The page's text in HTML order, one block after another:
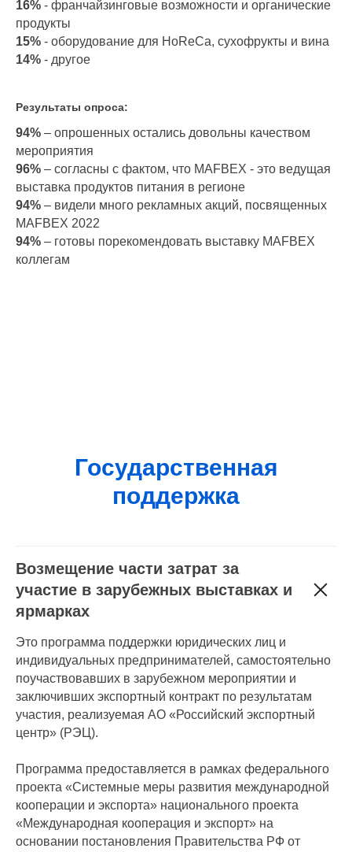
16% - франчайзинговые возможности и органические
продукты
15% - оборудование для HoReCa, сухофрукты и вина
14% - другое
Результаты опроса:
94% – опрошенных остались довольны качеством
мероприятия
96% – согласны с фактом, что MAFBEX - это ведущая
выставка продуктов питания в регионе
94% – видели много рекламных акций, посвященных
MAFBEX 2022
94% – готовы порекомендовать выставку MAFBEX
коллегам
Государственная
поддержка
Возмещение части затрат за
участие в зарубежных выставках и
ярмарках
Это программа поддержки юридических лиц и
индивидуальных предпринимателей, самостоятельно
поучаствовавших в зарубежном мероприятии и
заключивших экспортный контракт по результатам
участия, реализуемая АО «Российский экспортный
центр» (РЭЦ).
Программа предоставляется в рамках федерального
проекта «Системные меры развития международной
кооперации и экспорта» национального проекта
«Международная кооперация и экспорт» на
основании постановления Правительства РФ от